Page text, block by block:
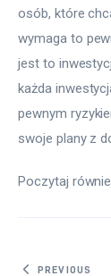
osób, które
wymaga to
jest to
każda
pewnym
swoje plany z
Poczytaj
PREVIOUS